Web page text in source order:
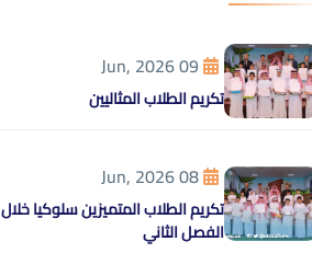
تكريم الطلاب المثاليين
08 Jun, 2026
تكريم الطلاب المتميزين سلوكيا خلال
الفصل الثاني